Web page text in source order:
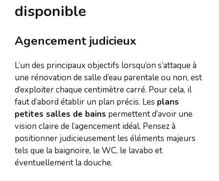
disponible
Agencement judicieux
L’un des principaux objectifs lorsqu’on s’attaque à
une rénovation de salle d’eau parentale ou non, est
d’exploiter chaque centimètre carré. Pour cela, il
faut d’abord établir un plan précis. Les plans
petites salles de bains permettent d’avoir une
vision claire de l’agencement idéal. Pensez à
positionner judicieusement les éléments majeurs
tels que la baignoire, le WC, le lavabo et
éventuellement la douche.